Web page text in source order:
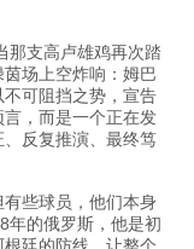
那支高卢雄鸡再次踏
茵场上空炸响：姆巴
可阻挡之势，宣告
，而是一个正在发
反复推演、最终笃
些球员，他们本身
年的俄罗斯，他是初